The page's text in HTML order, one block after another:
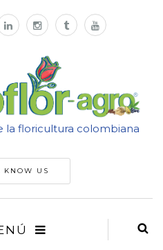
la floricultura colombiana
KNOW US